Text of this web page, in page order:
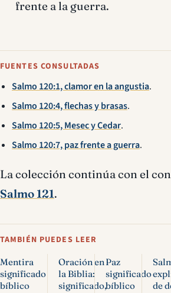
frente a la guerra.
FUENTES CONSULTADAS
Salmo 120:1, clamor en la angustia.
Salmo 120:4, flechas y brasas.
Salmo 120:5, Mesec y Cedar.
Salmo 120:7, paz frente a guerra.
La colección continúa con el
Salmo 121.
TAMBIÉN PUEDES LEER
Mentira
significado
bíblico
Oración en
la Biblia:
significado,
Paz
significado
bíblico
de